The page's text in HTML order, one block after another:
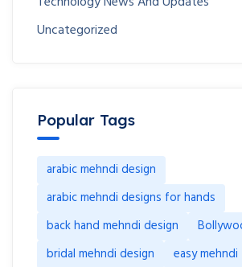
Uncategorized
Popular Tags
arabic mehndi design
arabic mehndi designs for hands
back hand mehndi design
bridal mehndi design
easy mehndi